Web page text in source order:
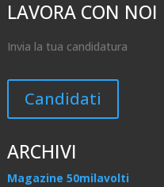
LAVORA CON NOI
Invia la tua candidatura
Candidati
ARCHIVI
Magazine 50milavolti